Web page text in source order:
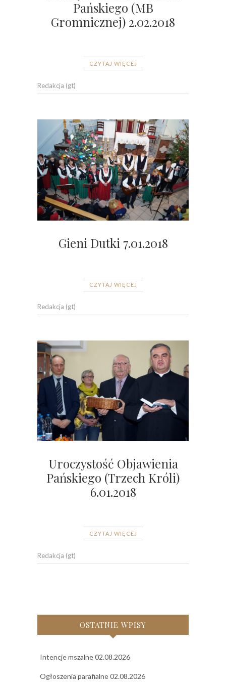
Pańskiego (MB
Gromnicznej) 2.02.2018
CZYTAJ WIĘCEJ
Redakcja (gt)
Gieni Dutki 7.01.2018
CZYTAJ WIĘCEJ
Redakcja (gt)
Uroczystość Objawienia
Pańskiego (Trzech Króli)
6.01.2018
CZYTAJ WIĘCEJ
Redakcja (gt)
OSTATNIE WPISY
Intencje mszalne 02.08.2026
Ogłoszenia parafialne 02.08.2026